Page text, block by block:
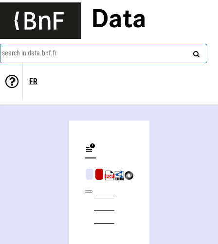
Data
search in data.bnf.fr
FR